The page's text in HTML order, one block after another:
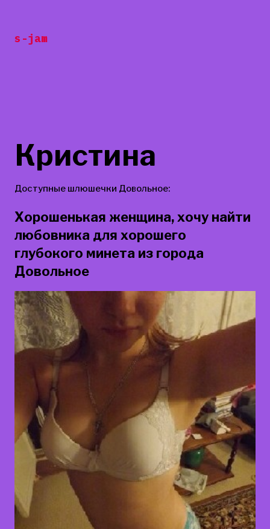
содержанию
s-jam
Кристина
Доступные шлюшечки Довольное:
Хорошенькая женщина, хочу найти
любовника для хорошего
глубокого минета из города
Довольное